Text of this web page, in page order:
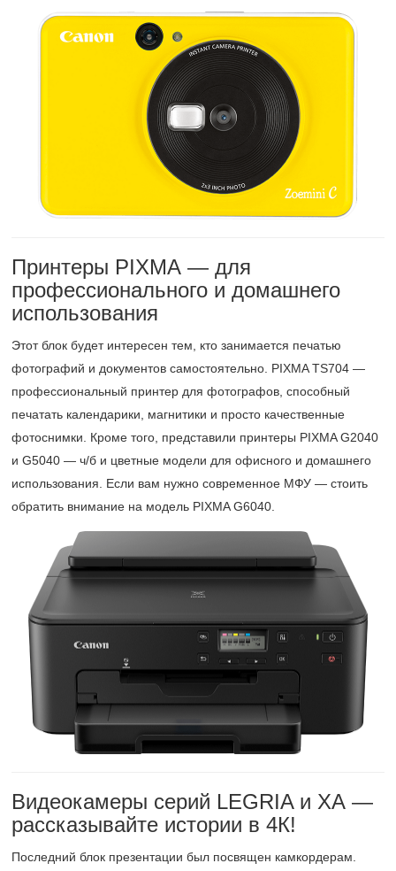
Принтеры PIXMA — для
профессионального и домашнего
использования
Этот блок будет интересен тем, кто занимается печатью
фотографий и документов самостоятельно. PIXMA TS704 —
профессиональный принтер для фотографов, способный
печатать календарики, магнитики и просто качественные
фотоснимки. Кроме того, представили принтеры PIXMA G2040
и G5040 — ч/б и цветные модели для офисного и домашнего
использования. Если вам нужно современное МФУ — стоить
обратить внимание на модель PIXMA G6040.
Видеокамеры серий LEGRIA и XA —
рассказывайте истории в 4К!
Последний блок презентации был посвящен камкордерам.